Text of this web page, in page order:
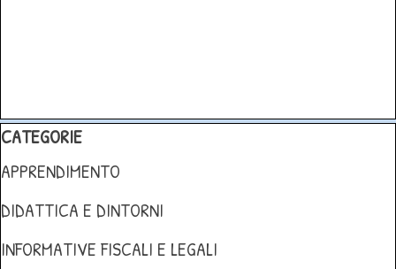
Salta blocco CATEGORIE
CATEGORIE
APPRENDIMENTO
DIDATTICA E DINTORNI
INFORMATIVE FISCALI E LEGALI